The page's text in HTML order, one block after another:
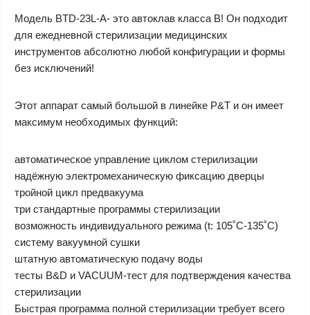
Модель BTD-23L-A- это автоклав класса B! Он подходит
для ежедневной стерилизации медицинских
инструментов абсолютно любой конфигурации и формы
без исключений!
Этот аппарат самый большой в линейке P&T и он имеет
максимум необходимых функций:
автоматическое управление циклом стерилизации
надёжную электромеханическую фиксацию дверцы
тройной цикл предвакуума
три стандартные программы стерилизации
возможность индивидуального режима (t: 105˚С-135˚С)
систему вакуумной сушки
штатную автоматическую подачу воды
тесты B&D и VACUUM-тест для подтверждения качества
стерилизации
Быстрая программа полной стерилизации требует всего